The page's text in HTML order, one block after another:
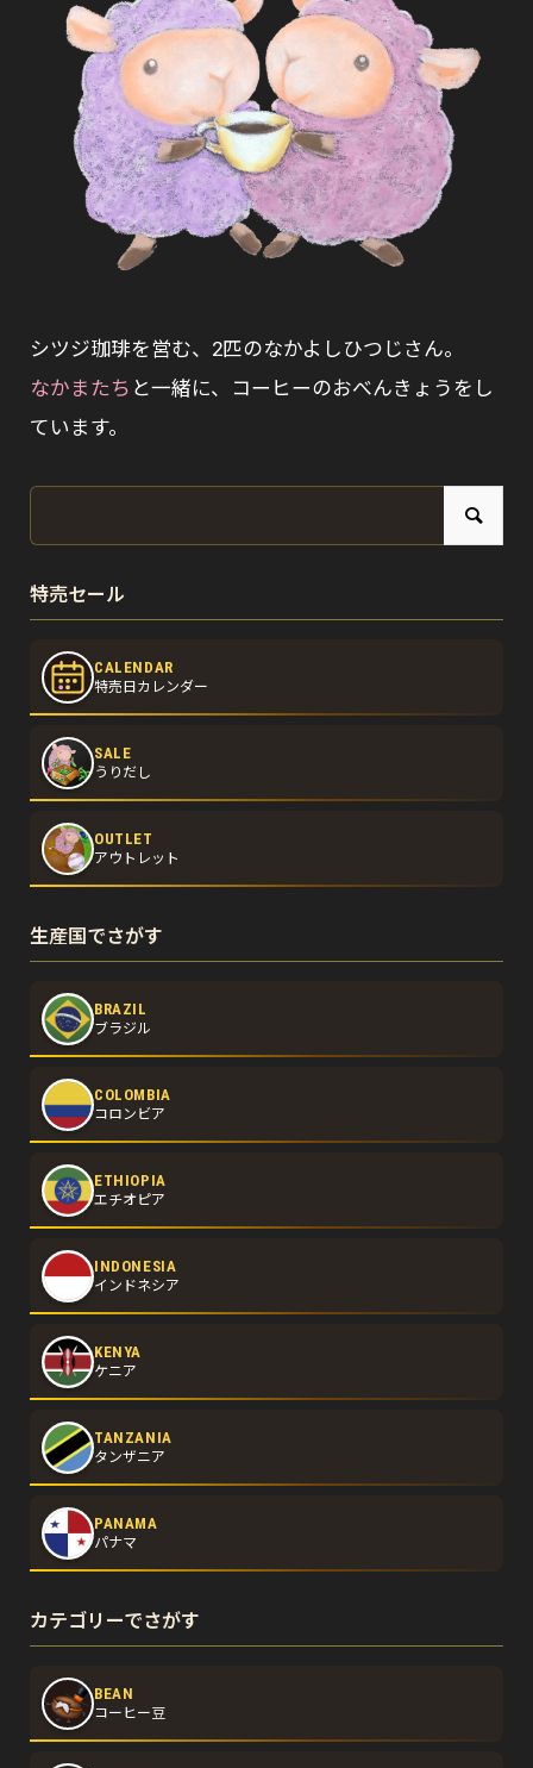
シツジ珈琲を営む、2匹のなかよしひつじさん。
なかまたち と一緒に、コーヒーのおべんきょうをし
ています。
特売セール
CALENDAR
特売日カレンダー
SALE
うりだし
OUTLET
アウトレット
生産国でさがす
BRAZIL
ブラジル
COLOMBIA
コロンビア
ETHIOPIA
エチオピア
INDONESIA
インドネシア
KENYA
ケニア
TANZANIA
タンザニア
PANAMA
パナマ
カテゴリーでさがす
BEAN
コーヒー豆